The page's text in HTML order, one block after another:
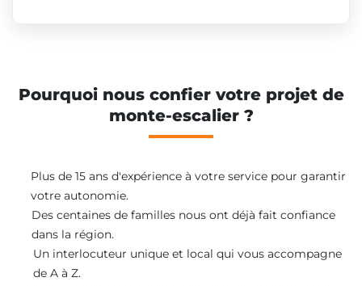
Pourquoi nous confier votre projet de
monte-escalier ?
Plus de 15 ans d'expérience à votre service pour garantir
votre autonomie.
Des centaines de familles nous ont déjà fait confiance
dans la région.
Un interlocuteur unique et local qui vous accompagne
de A à Z.